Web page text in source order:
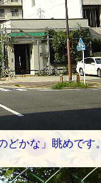
どかな」眺めです。